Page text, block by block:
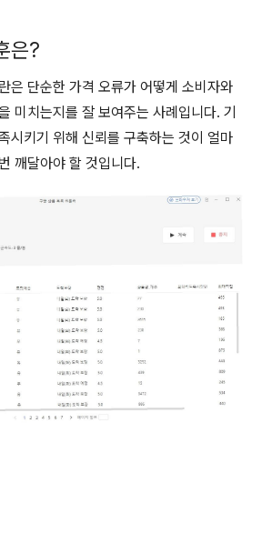
은?
은 단순한 가격 오류가 어떻게 소비자와
미치는지를 잘 보여주는 사례입니다. 기
시키기 위해 신뢰를 구축하는 것이 얼마
깨달아야 할 것입니다.